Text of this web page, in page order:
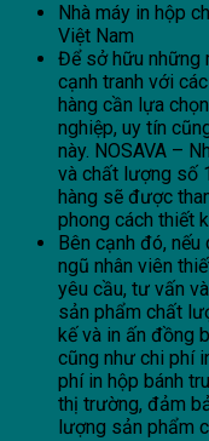
Nhà máy in hộp
Việt Nam
Để sở hữu những
cạnh tranh với
hàng cần lựa
nghiệp, uy tín
này. NOSAVA –
và chất lượng số
hàng sẽ được
phong cách thiết
Bên cạnh đó,
ngũ nhân viên
yêu cầu, tư vấn
sản phẩm chất
kế và in ấn đồng
cũng như chi phí
phí in hộp bánh
thị trường, đảm
lượng sản phẩm